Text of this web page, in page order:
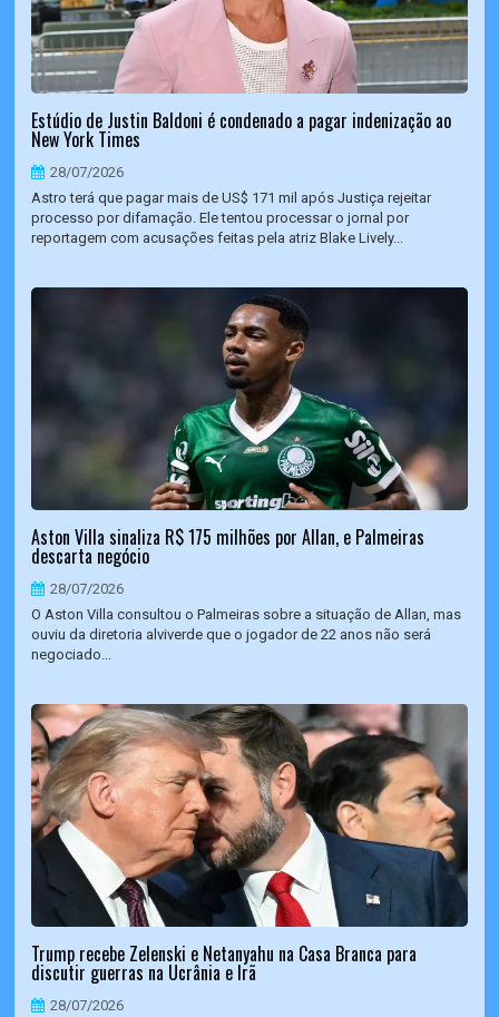
Estúdio de Justin Baldoni é condenado a pagar indenização ao
New York Times
28/07/2026
Astro terá que pagar mais de US$ 171 mil após Justiça rejeitar
processo por difamação. Ele tentou processar o jornal por
reportagem com acusações feitas pela atriz Blake Lively...
Aston Villa sinaliza R$ 175 milhões por Allan, e Palmeiras
descarta negócio
28/07/2026
O Aston Villa consultou o Palmeiras sobre a situação de Allan, mas
ouviu da diretoria alviverde que o jogador de 22 anos não será
negociado...
Trump recebe Zelenski e Netanyahu na Casa Branca para
discutir guerras na Ucrânia e Irã
28/07/2026